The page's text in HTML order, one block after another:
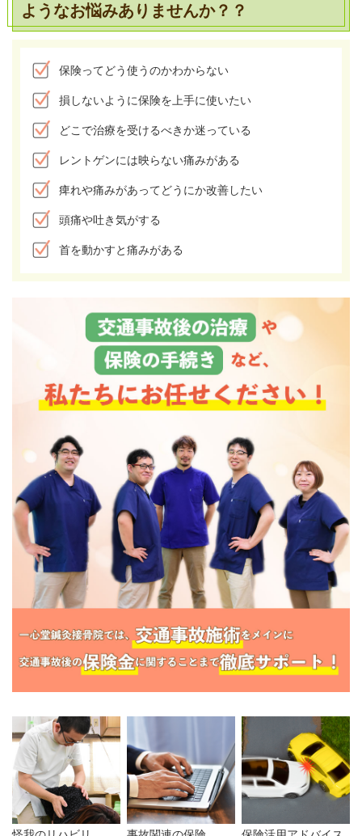
ようなお悩みありませんか？？
保険ってどう使うのかわからない
損しないように保険を上手に使いたい
どこで治療を受けるべきか迷っている
レントゲンには映らない痛みがある
痺れや痛みがあってどうにか改善したい
頭痛や吐き気がする
首を動かすと痛みがある